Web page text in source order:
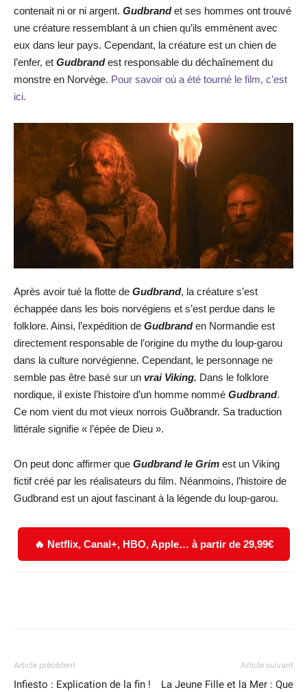
contenait ni or ni argent. Gudbrandet ses hommes ont trouvé
une créature ressemblant à un chien qu’ils emmènent avec
eux dans leur pays. Cependant, la créature est un chien de
l’enfer, et Gudbrandest responsable du déchaînement du
monstre en Norvège. Pour savoir où a été tourné le film, c’est
ici.
Après avoir tué la flotte de Gudbrand, la créature s’est
échappée dans les bois norvégiens et s’est perdue dans le
folklore. Ainsi, l’expédition de Gudbranden Normandie est
directement responsable de l’origine du mythe du loup-garou
dans la culture norvégienne. Cependant, le personnage ne
semble pas être basé sur un vrai Viking. Dans le folklore
nordique, il existe l’histoire d’un homme nommé Gudbrand.
Ce nom vient du mot vieux norrois Guðbrandr. Sa traduction
littérale signifie « l’épée de Dieu ».
On peut donc affirmer que Gudbrand le Grim est un Viking
fictif créé par les réalisateurs du film. Néanmoins, l’histoire de
Gudbrand est un ajout fascinant à la légende du loup-garou.
🔥 Netflix, Canal+, HBO, Apple… à partir de 29,99€
Article précédent
Infiesto : Explication de la fin !
Article suivant
La Jeune Fille et la Mer : Que